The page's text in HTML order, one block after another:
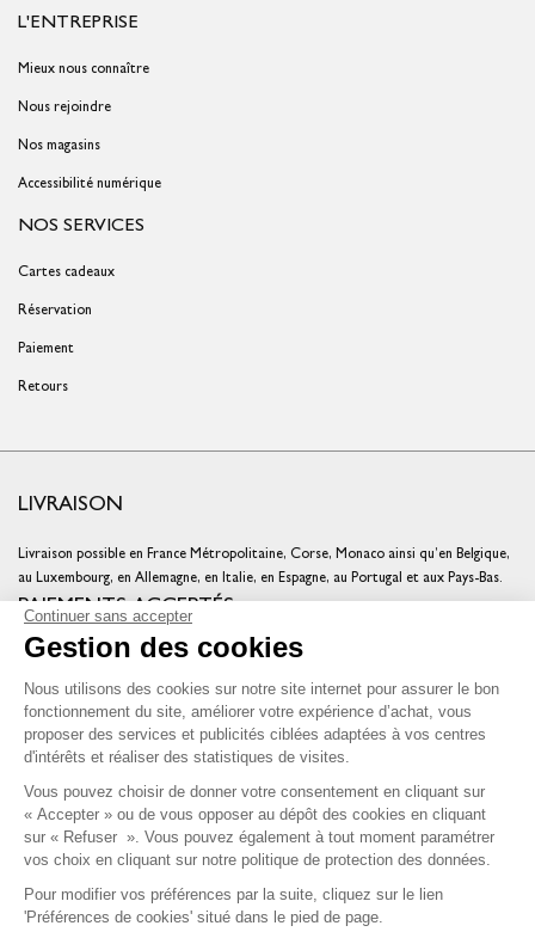
Continuer sans accepter
Gestion des cookies
Nous utilisons des cookies sur notre site internet pour assurer le bon
fonctionnement du site, améliorer votre expérience d’achat, vous
proposer des services et publicités ciblées adaptées à vos centres
d'intérêts et réaliser des statistiques de visites.
Vous pouvez choisir de donner votre consentement en cliquant sur
« Accepter » ou de vous opposer au dépôt des cookies en cliquant
sur « Refuser ». Vous pouvez également à tout moment paramétrer
vos choix en cliquant sur notre politique de protection des données.
Pour modifier vos préférences par la suite, cliquez sur le lien
'Préférences de cookies' situé dans le pied de page.
L'ENTREPRISE
Mieux nous connaître
Nous rejoindre
Nos magasins
Accessibilité numérique
NOS SERVICES
Cartes cadeaux
Réservation
Paiement
Retours
LIVRAISON
Livraison possible en France Métropolitaine, Corse, Monaco ainsi qu’en Belgique,
au Luxembourg, en Allemagne, en Italie, en Espagne, au Portugal et aux Pays-Bas.
PAIEMENTS ACCEPTÉS
Cartes bancaires
Cartes cadeaux
Chèques fidélité
NOS ENGAGEMENTS QUALITÉ
SERVICE CLIENT & FIDÉLITÉ